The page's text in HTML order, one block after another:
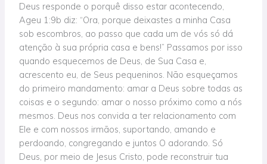
Deus responde o porquê disso estar acontecendo,
Ageu 1:9b diz: “Ora, porque deixastes a minha Casa
sob escombros, ao passo que cada um de vós só dá
atenção à sua própria casa e bens!” Passamos por isso
quando esquecemos de Deus, de Sua Casa e,
acrescento eu, de Seus pequeninos. Não esqueçamos
do primeiro mandamento: amar a Deus sobre todas as
coisas e o segundo: amar o nosso próximo como a nós
mesmos. Deus nos convida a ter relacionamento com
Ele e com nossos irmãos, suportando, amando e
perdoando, congregando e juntos O adorando. Só
Deus, por meio de Jesus Cristo, pode reconstruir tua